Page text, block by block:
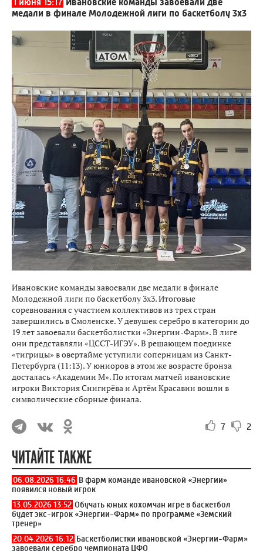
медали в финале Молодежной лиги по баскетболу 3x3
Ивановские команды завоевали две медали в финале
Молодежной лиги по баскетболу 3x3. Итоговые
соревнования с участием коллективов из трех стран
завершились в Смоленске. У девушек серебро в категории до
19 лет завоевали баскетболистки «Энергии-Фарм». В лиге
они представляли «ЦССТ-ИГЭУ». В решающем поединке
«тигрицы» в овертайме уступили соперницам из Санкт-
Петербурга (11:13). У юниоров в этом же возрасте бронза
досталась «Академии М». По итогам матчей ивановские
игроки Виктория Снигирёва и Артём Красавин вошли в
символические сборные финала.
7 2
ЧИТАЙТЕ ТАКЖЕ
06.08.2026 16:46 В фарм команде ивановской «Энергии»
появился новый игрок
13.05.2026 13:52 Обучать юных кохомчан игре в баскетбол
будет экс-игрок «Энергии-Фарм» по программе «Земский
тренер»
20.04.2026 16:12 Баскетболистки ивановской «Энергии-Фарм»
завоевали серебро чемпионата ЦФО